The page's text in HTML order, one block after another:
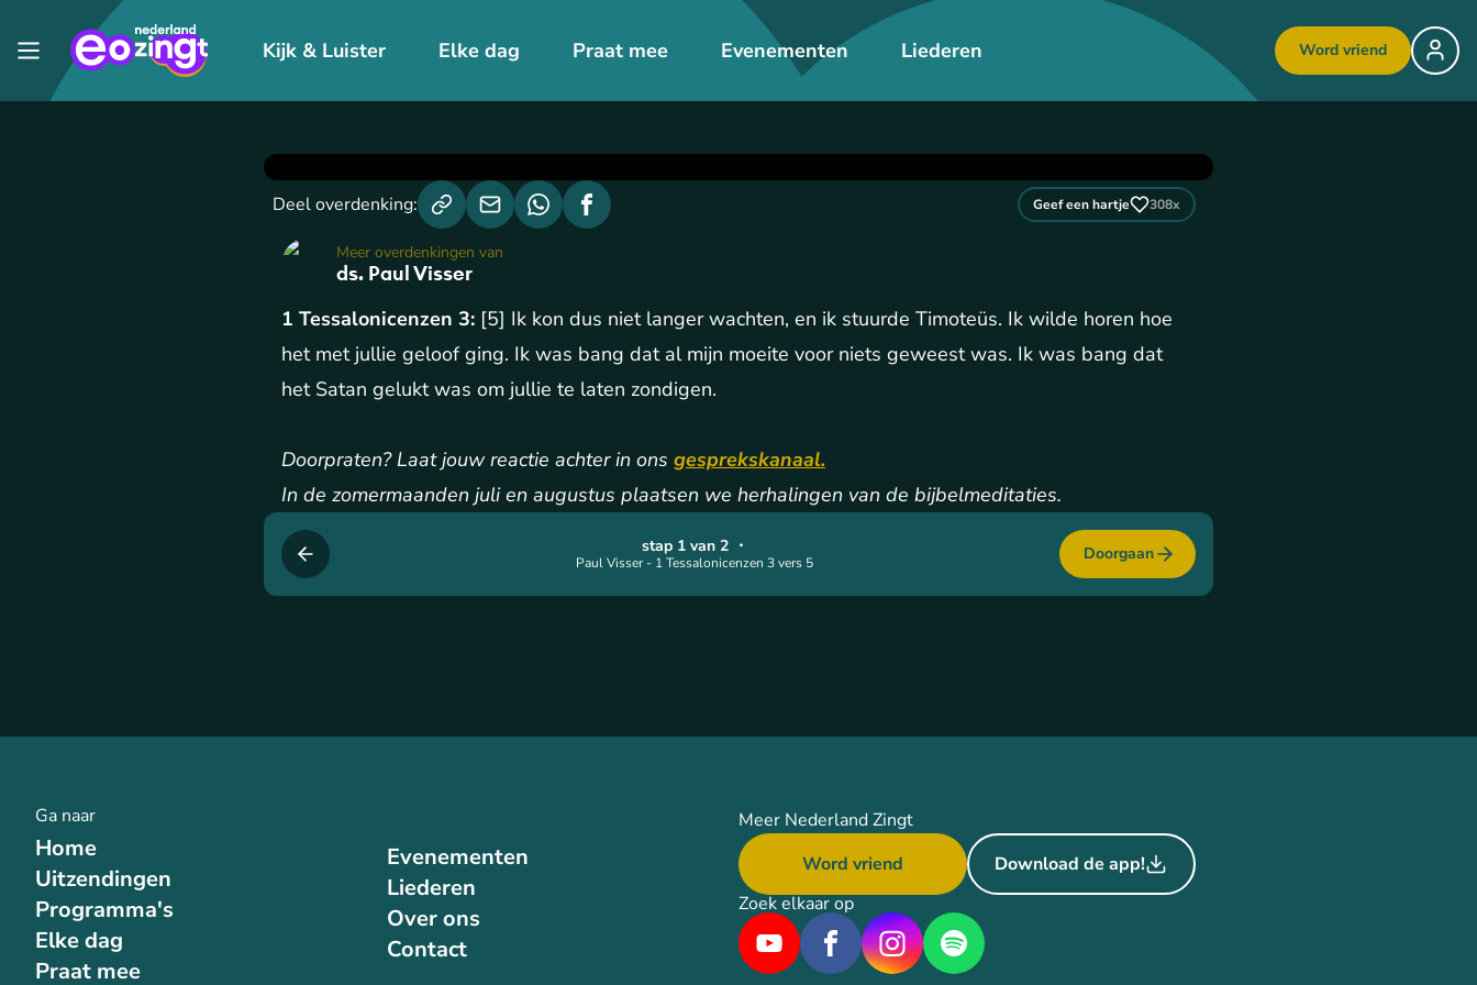
Kijk & Luister Elke dag Praat mee Evenementen Liederen Word vriend
Paul Visser - 1 Tessalonicenzen 3 vers 5
stap 1 van 2・ Doorgaan
Deel overdenking: Geef een hartje 308x
ds. Paul Visser
Meer overdenkingen van
1 Tessalonicenzen 3: [5] Ik kon dus niet langer wachten, en ik stuurde Timoteüs. Ik wilde horen hoe
het met jullie geloof ging. Ik was bang dat al mijn moeite voor niets geweest was. Ik was bang dat
het Satan gelukt was om jullie te laten zondigen.
Doorpraten? Laat jouw reactie achter in ons gesprekskanaal.
In de zomermaanden juli en augustus plaatsen we herhalingen van de bijbelmeditaties.
Ga naar
Home
Uitzendingen
Programma's
Elke dag
Praat mee
Evenementen
Liederen
Over ons
Contact
Meer Nederland Zingt
Word vriend
Download de app!
Zoek elkaar op